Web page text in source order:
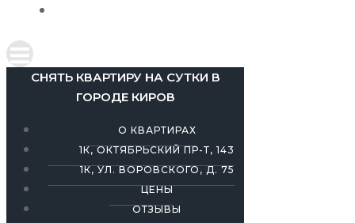
СНЯТЬ КВАРТИРУ НА СУТКИ В
ГОРОДЕ КИРОВ
О КВАРТИРАХ
1К, ОКТЯБРЬСКИЙ ПР-Т, 143
1К, УЛ. ВОРОВСКОГО, Д. 75
ЦЕНЫ
ОТЗЫВЫ